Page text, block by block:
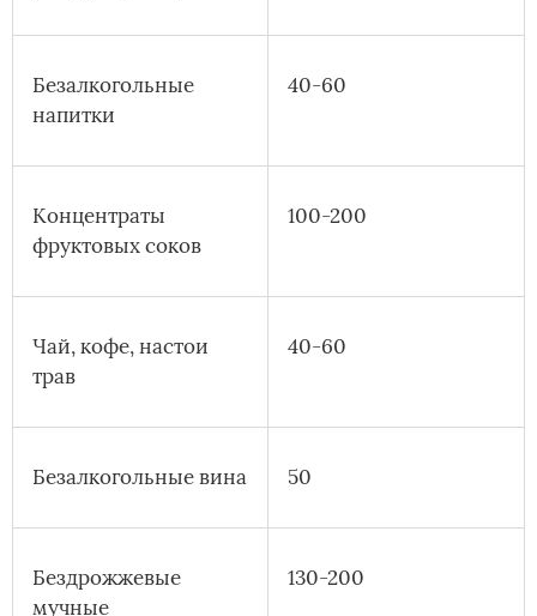
Безалкогольные
напитки
40-60
Концентраты
фруктовых соков
100-200
Чай, кофе, настои
трав
40-60
Безалкогольные вина 50
Бездрожжевые
мучные
130-200